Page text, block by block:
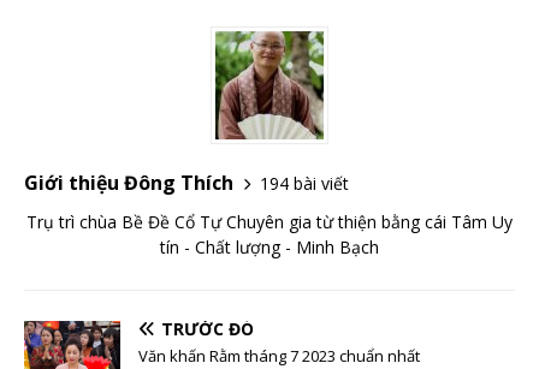
Giới thiệu Đông Thích
194 bài viết
Trụ trì chùa Bề Đề Cổ Tự Chuyên gia từ thiện bằng cái Tâm Uy
tín - Chất lượng - Minh Bạch
TRƯỚC ĐÓ
Văn khấn Rằm tháng 7 2023 chuẩn nhất